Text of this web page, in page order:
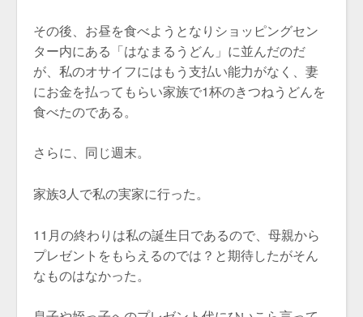
その後、お昼を食べようとなりショッピングセン
ター内にある「はなまるうどん」に並んだのだ
が、私のオサイフにはもう支払い能力がなく、妻
にお金を払ってもらい家族で1杯のきつねうどんを
食べたのである。
さらに、同じ週末。
家族3人で私の実家に行った。
11月の終わりは私の誕生日であるので、母親から
プレゼントをもらえるのでは？と期待したがそん
なものはなかった。